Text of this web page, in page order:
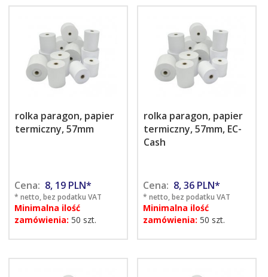
rolka paragon, papier
termiczny, 57mm
Cena: 8, 19 PLN*
* netto, bez podatku VAT
Minimalna ilość
zamówienia: 50 szt.
rolka paragon, papier
termiczny, 57mm, EC-
Cash
Cena: 8,36 PLN*
* netto, bez podatku VAT
Minimalna ilość
zamówienia: 50 szt.